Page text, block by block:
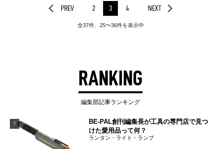
PREV 2 3 4 NEXT
全37件、25〜36件を表示中
RANKING
編集部記事ランキング
1
BE-PAL創刊編集長が工具の専門店で見つ
けた愛用品って何？
ランタン・ライト・ランプ